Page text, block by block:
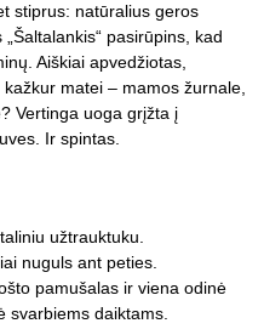
stiprus: natūralius geros
pasirūpins, kad
Aiškiai apvedžiotas,
matei – mamos žurnale,
Vertinga uoga grįžta į
Ir spintas.
užtrauktuku.
nuguls ant peties.
pamušalas ir viena odinė
svarbiems daiktams.